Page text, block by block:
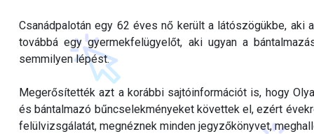
Csanádpalotán egy 62 éves nő került a látószögükbe,
továbbá egy gyermekfelügyelőt, aki ugyan a
semmilyen lépést.
Megerősítették azt a korábbi sajtóinformációt is, hogy
és bántalmazó bűncselekményeket követtek el, ezért
felülvizsgálatát, megnéznek minden jegyzőkönyvet,